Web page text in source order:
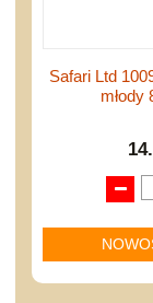
Safari Ltd
młody